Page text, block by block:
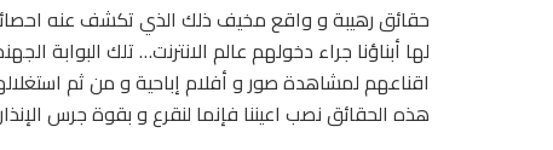
حقائق رهيبة و واقع مخيف ذلك الذي تكشف عنه
لها أبناؤنا جراء دخولهم عالم الانترنت… تلك
اقناعهم لمشاهدة صور و أفلام إباحية و من ثم
هذه الحقائق نصب اعيننا فإنما لنقرع و بقوة جرس